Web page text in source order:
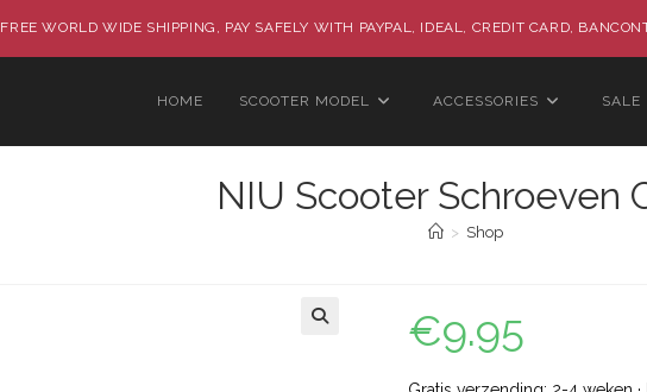
FREE WORLD WIDE SHIPPING, PAY SAFELY WITH PAYPAL, IDEAL, CREDIT CARD,
HOME SCOOTER MODEL ACCESSORIES SALE
NIU Scooter Schroeven
> Shop
€9.95